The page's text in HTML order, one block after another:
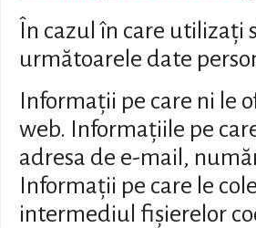
În cazul în care utilizați
următoarele date
Informații pe care ni le
web. Informațiile pe
adresa de e-mail,
Informații pe care le
intermediul fișierelor